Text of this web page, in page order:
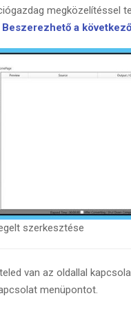
megközelítéssel
Beszerezhető a
szerkesztése
van az oldallal
menüpontot.